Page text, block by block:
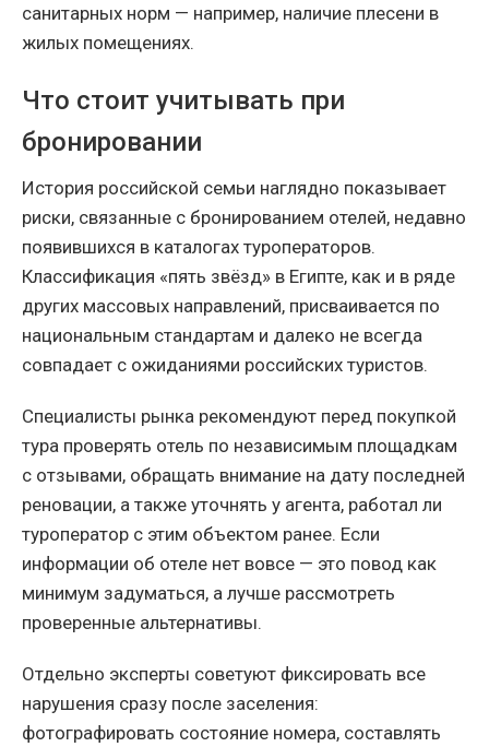
санитарных норм — например, наличие плесени в
жилых помещениях.
Что стоит учитывать при
бронировании
История российской семьи наглядно показывает
риски, связанные с бронированием отелей, недавно
появившихся в каталогах туроператоров.
Классификация «пять звёзд» в Египте, как и в ряде
других массовых направлений, присваивается по
национальным стандартам и далеко не всегда
совпадает с ожиданиями российских туристов.
Специалисты рынка рекомендуют перед покупкой
тура проверять отель по независимым площадкам
с отзывами, обращать внимание на дату последней
реновации, а также уточнять у агента, работал ли
туроператор с этим объектом ранее. Если
информации об отеле нет вовсе — это повод как
минимум задуматься, а лучше рассмотреть
проверенные альтернативы.
Отдельно эксперты советуют фиксировать все
нарушения сразу после заселения:
фотографировать состояние номера, составлять